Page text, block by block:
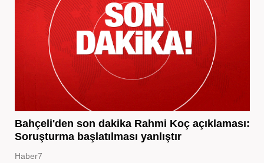
Bahçeli'den son dakika Rahmi Koç açıklaması:
Soruşturma başlatılması yanlıştır
Haber7